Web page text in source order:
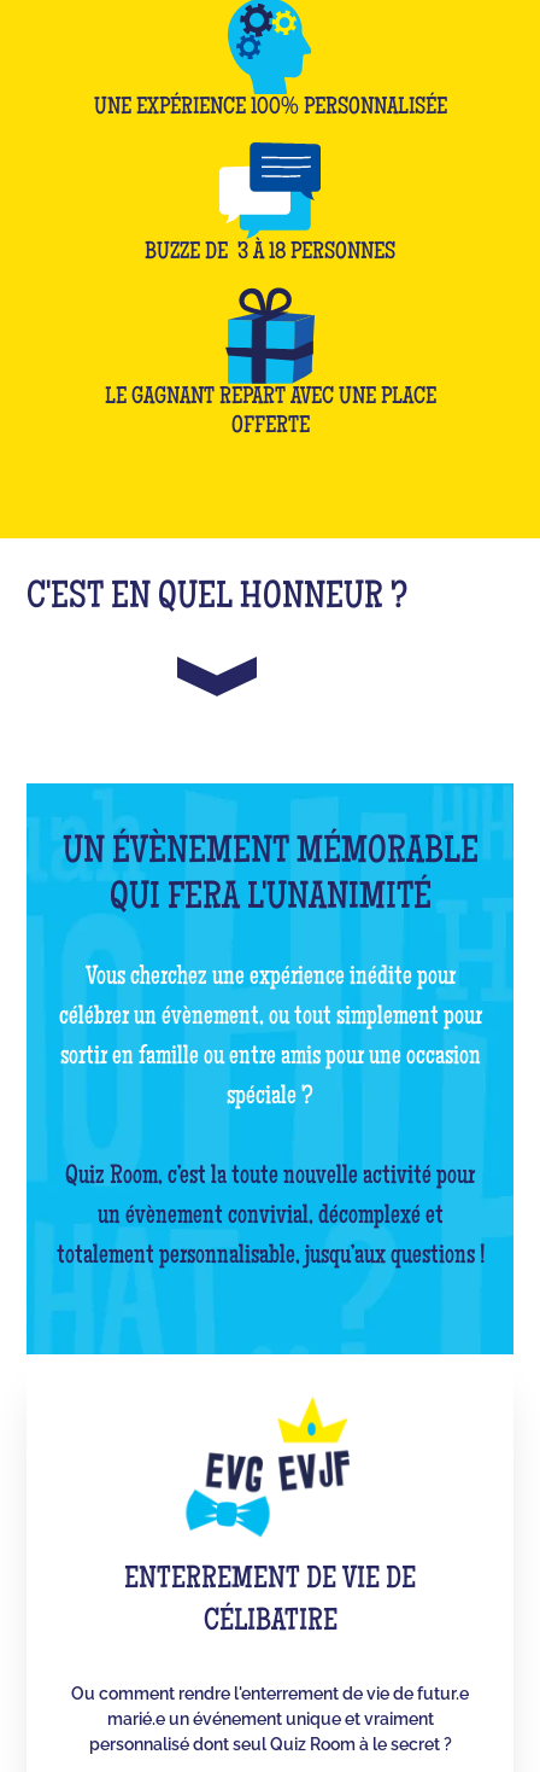
UNE EXPÉRIENCE 100% PERSONNALISÉE
BUZZE DE 3 À 18 PERSONNES
LE GAGNANT REPART AVEC UNE PLACE
OFFERTE
C'EST EN QUEL HONNEUR ?
UN ÉVÈNEMENT MÉMORABLE
QUI FERA L'UNANIMITÉ
Vous cherchez une expérience inédite pour
célébrer un évènement, ou tout simplement pour
sortir en famille ou entre amis pour une occasion
spéciale ?
Quiz Room, c’est la toute nouvelle activité pour
un évènement convivial, décomplexé et
totalement personnalisable, jusqu’aux questions !
ENTERREMENT DE VIE DE
CÉLIBATIRE
Ou comment rendre l'enterrement de vie de futur.e
marié.e un événement unique et vraiment
personnalisé dont seul Quiz Room à le secret ?